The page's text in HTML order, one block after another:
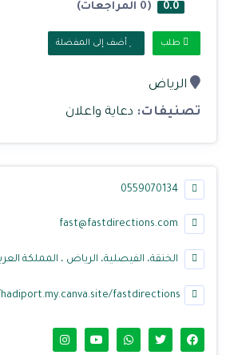
0.0 (0 المراجعات)
طلب أضف إلى المفضلة
الرياض
تصنيفات: دعاية واعلان
fast@fastdirections.com
الخنقة، الفيصلية، الرياض ، المملكة
fastdirections